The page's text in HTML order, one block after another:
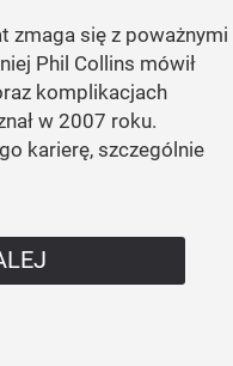
zmaga się z poważnymi
Phil Collins mówił
komplikacjach
w 2007 roku.
karierę, szczególnie